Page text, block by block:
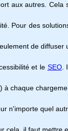
aux autres.
Pour des
de
et le SEO.
chaque
n'importe quel